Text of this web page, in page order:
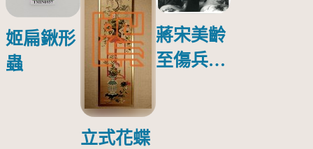
姬扁鍬形
蟲
立式花蝶
蔣宋美齡
至傷兵醫
傷日本戰